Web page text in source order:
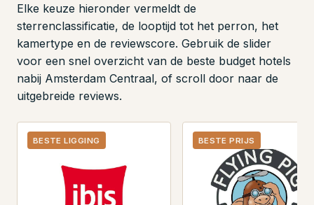
Elke keuze hieronder vermeldt de
sterrenclassificatie, de looptijd tot het perron, het
kamertype en de reviewscore. Gebruik de slider
voor een snel overzicht van de beste budget hotels
nabij Amsterdam Centraal, of scroll door naar de
uitgebreide reviews.
BESTE LIGGING BESTE PRIJS